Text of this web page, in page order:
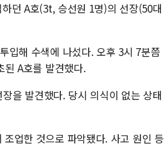
던 A호(3t, 승선원 1명)의 선장(50대
입해 수색에 나섰다. 오후 3시 7분쯤
A호를 발견했다.
을 발견했다. 당시 의식이 없는 상태
업한 것으로 파악됐다. 사고 원인 등